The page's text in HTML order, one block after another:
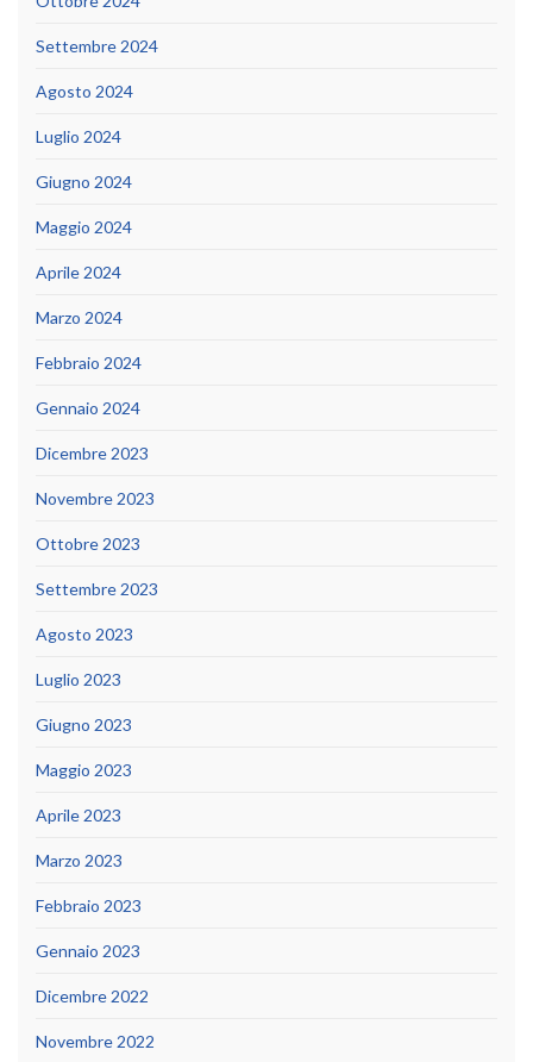
Settembre 2024
Agosto 2024
Luglio 2024
Giugno 2024
Maggio 2024
Aprile 2024
Marzo 2024
Febbraio 2024
Gennaio 2024
Dicembre 2023
Novembre 2023
Ottobre 2023
Settembre 2023
Agosto 2023
Luglio 2023
Giugno 2023
Maggio 2023
Aprile 2023
Marzo 2023
Febbraio 2023
Gennaio 2023
Dicembre 2022
Novembre 2022